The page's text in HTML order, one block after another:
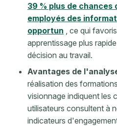
39 % plus de chances
employés des
opportun
, ce qui
apprentissage plus
décision au travail.
Avantages de
réalisation des
visionnage indiquent les
utilisateurs consultent à
indicateurs